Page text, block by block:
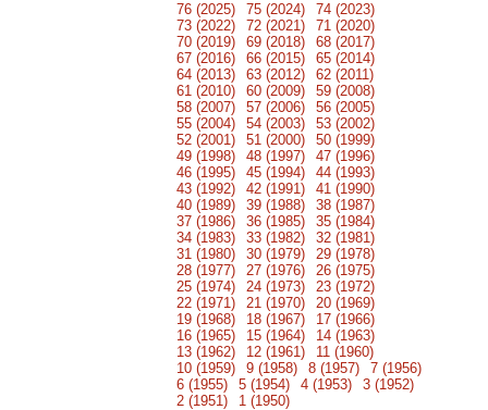
76 (2025) 75 (2024)
74 (2023)
73 (2022)
72 (2021)
71 (2020)
70 (2019)
69 (2018)
68 (2017)
67 (2016)
66 (2015)
65 (2014)
64 (2013)
63 (2012)
62 (2011)
61 (2010)
60 (2009)
59 (2008)
58 (2007)
57 (2006)
56 (2005)
55 (2004)
54 (2003)
53 (2002)
52 (2001)
51 (2000)
50 (1999)
49 (1998)
48 (1997)
47 (1996)
46 (1995)
45 (1994)
44 (1993)
43 (1992)
42 (1991)
41 (1990)
40 (1989)
39 (1988)
38 (1987)
37 (1986)
36 (1985)
35 (1984)
34 (1983)
33 (1982)
32 (1981)
31 (1980)
30 (1979)
29 (1978)
28 (1977)
27 (1976)
26 (1975)
25 (1974)
24 (1973)
23 (1972)
22 (1971)
21 (1970)
20 (1969)
19 (1968)
18 (1967)
17 (1966)
16 (1965)
15 (1964)
14 (1963)
13 (1962)
12 (1961)
11 (1960)
10 (1959)
9 (1958) 8 (1957)
7 (1956)
6 (1955)
5 (1954) 4 (1953)
3 (1952)
2 (1951)
1 (1950)